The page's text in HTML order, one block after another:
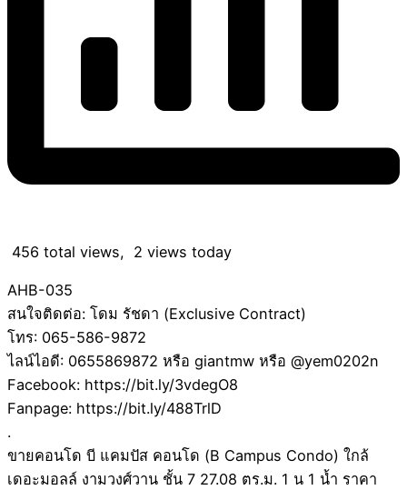
456 total views, 2 views today
AHB-035
สนใจติดต่อ: โดม รัชดา (Exclusive Contract)
โทร: 065-586-9872
ไลน์ไอดี: 0655869872 หรือ giantmw หรือ @yem0202n
Facebook: https://bit.ly/3vdegO8
Fanpage: https://bit.ly/488TrlD
.
ขายคอนโด บี แคมปัส คอนโด (B Campus Condo) ใกล้
เดอะมอลล์ งามวงศ์วาน ชั้น 7 27.08 ตร.ม. 1 น 1 น้ำ ราคา